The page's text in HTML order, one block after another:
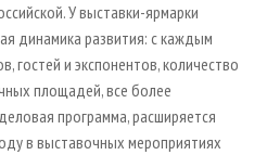
У выставки­-ярмарки
динамика развития: с каждым
гостей и экспонентов, количество
площадей, все более
программа, расширяется
в выставочных мероприятиях